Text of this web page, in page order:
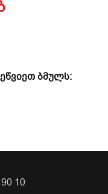
ბმულს:
10